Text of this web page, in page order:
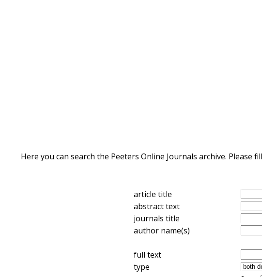
Here you can search the Peeters Online Journals archive.
article title
abstract text
journals title
author name(s)
full text
type